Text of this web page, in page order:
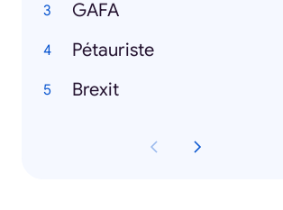
GAFA
Pétauriste
Brexit